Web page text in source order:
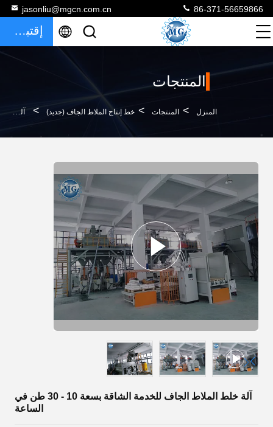
jasonliu@mgcn.com.cn 86-371-56659866
إقتباس
المنتجات
المنزل > المنتجات > خط إنتاج الملاط الجاف (جديد) > آلة خلط الملاط الجاف للخدمة الشاقة بسعة 10 - 30 طن في الساعة
آلة خلط الملاط الجاف للخدمة الشاقة بسعة 10 - 30 طن في
الساعة